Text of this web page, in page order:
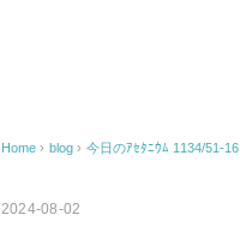
Home › blog › 今日のｱｾﾀﾆｳﾑ 1134/51-16
2024-08-02